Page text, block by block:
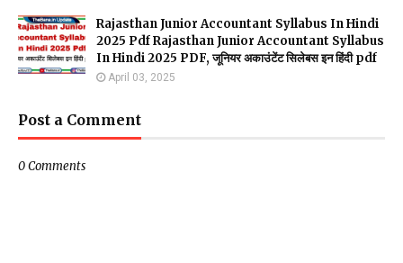
Rajasthan Junior Accountant Syllabus In Hindi
2025 Pdf Rajasthan Junior Accountant Syllabus
In Hindi 2025 PDF, जूनियर अकाउंटेंट सिलेबस इन हिंदी pdf
April 03, 2025
Post a Comment
0 Comments